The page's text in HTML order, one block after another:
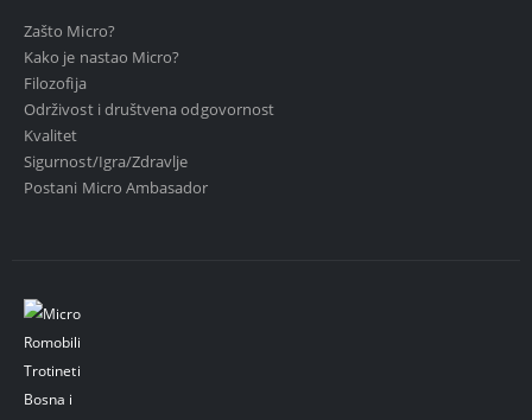
Zašto Micro?
Kako je nastao Micro?
Filozofija
Održivost i društvena odgovornost
Kvalitet
Sigurnost/Igra/Zdravlje
Postani Micro Ambasador